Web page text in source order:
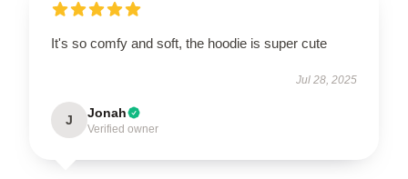
It's so comfy and soft, the hoodie is super cute
Jul 28, 2025
J Jonah
Verified owner